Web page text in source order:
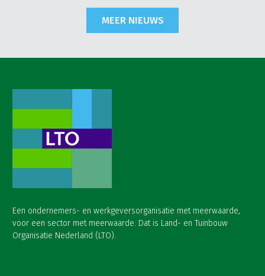
MEER NIEUWS
Een ondernemers- en werkgeversorganisatie met meerwaarde,
voor een sector met meerwaarde. Dat is Land- en Tuinbouw
Organisatie Nederland (LTO).